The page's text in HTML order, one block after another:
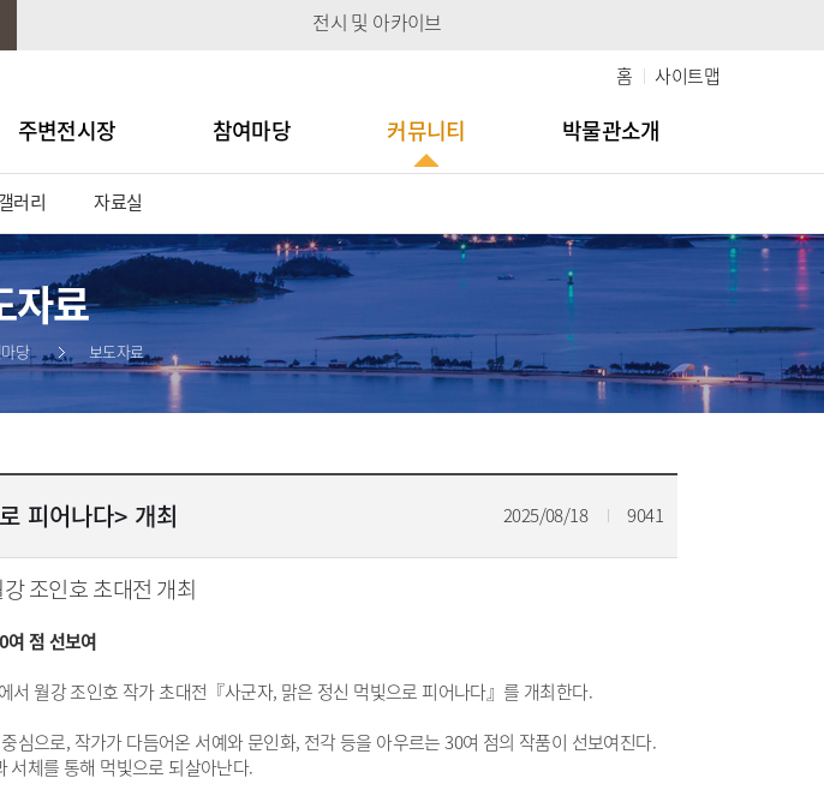
전시 및 아카이브
홈 사이트맵
주변전시장 참여마당 커뮤니티 박물관소개
러리 자료실
자료
당 보도자료
피어나다> 개최 2025/08/18 9041
조인호 초대전 개최
점 선보여
월강 조인호 작가 초대전『사군자, 맑은 정신 먹빛으로 피어나다』를 개최한다.
으로, 작가가 다듬어온 서예와 문인화, 전각 등을 아우르는 30여 점의 작품이 선보여진다.
서체를 통해 먹빛으로 되살아난다.